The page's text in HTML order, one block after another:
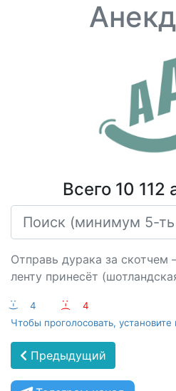
Всего 10 112
Отправь дурака за
ленту принесёт
:-) 4 :-(
4
Чтобы проголосовать,
Предыдущий